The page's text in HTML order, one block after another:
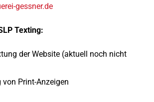
gessner.de
Texting:
der Website (aktuell noch nicht
von Print-Anzeigen